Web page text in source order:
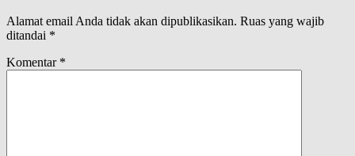
Alamat email Anda tidak akan dipublikasikan. Ruas yang wajib
ditandai *
Komentar *